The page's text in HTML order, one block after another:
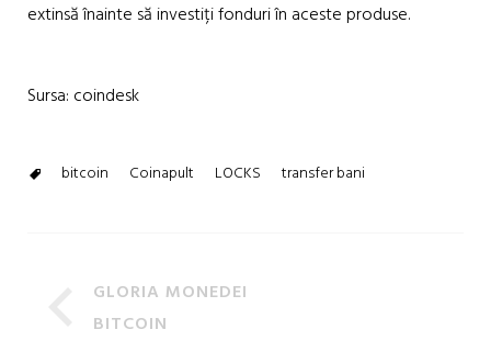
extinsă înainte să investiți fonduri în aceste produse.
Sursa: coindesk
bitcoin Coinapult LOCKS transfer bani
GLORIA MONEDEI
BITCOIN